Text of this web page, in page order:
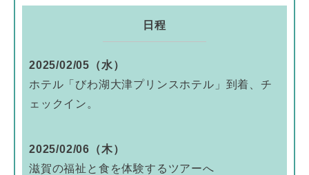
日程
2025/02/05（水）
ホテル「びわ湖大津プリンスホテル」到着、チ
ェックイン。
2025/02/06（木）
滋賀の福祉と食を体験するツアーへ